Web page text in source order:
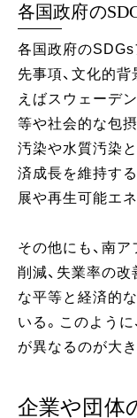
各国政府の
各国政府のSDGs
先事項、文化的
えばスウェーデ
等や社会的な包
汚染や水質汚染
済成長を維持す
展や再生可能エ
その他にも、南
削減、失業率の
な平等と経済的
いる。このよう
が異なるのが大き
企業や団体